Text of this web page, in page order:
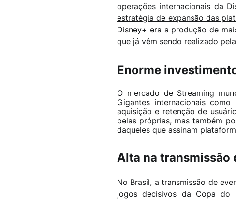
operações internacionais da
estratégia de expansão das
Disney+ era a produção de
que já vêm sendo realizado
Enorme
O mercado de Streaming
Gigantes internacionais
aquisição e retenção de
pelas próprias, mas também
daqueles que assinam
Alta na transmissão
No Brasil, a transmissão de
jogos decisivos da Copa do